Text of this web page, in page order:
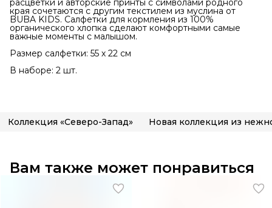
края сочетаются с другим текстилем из муслина от
BUBA KIDS. Салфетки для кормления из 100%
органического хлопка сделают комфортными самые
важные моменты с малышом.
Размер салфетки: 55 х 22 см
В наборе: 2 шт.
Коллекция «Северо-Запад»
Вам также может понравиться